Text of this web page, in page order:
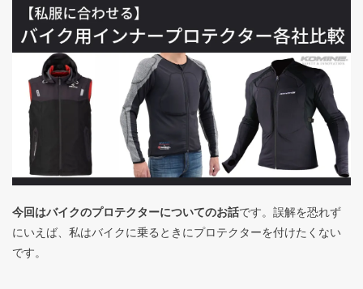
今回はバイクのプロテクターについてのお話です。誤解を恐れず
にいえば、私はバイクに乗るときにプロテクターを付けたくない
です。